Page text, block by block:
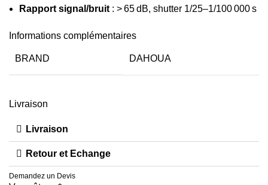
Rapport signal/bruit : > 65 dB, shutter 1/25–1/100 000 s
Informations complémentaires
BRAND DAHOUA
Livraison
Livraison
Retour et Echange
Demandez un Devis